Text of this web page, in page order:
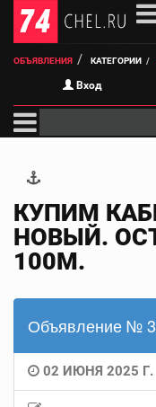
ОБЪЯВЛЕНИЯ КАТЕГОРИИ
Вход
КУПИМ
НОВЫЙ.
100М.
Объявление №
02 ИЮНЯ 2025 Г.